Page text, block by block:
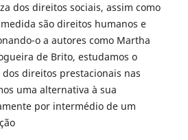
dos direitos sociais, assim como
são direitos humanos e
o a autores como Martha
de Brito, estudamos o
direitos prestacionais nas
uma alternativa à sua
por intermédio de um